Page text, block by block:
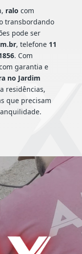
ralo com
transbordando
pode ser
, telefone 11
. Com
garantia e
no Jardim
residências,
que precisam